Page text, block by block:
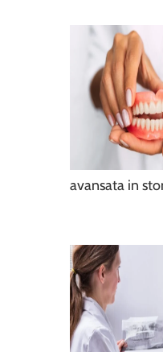
avansata in